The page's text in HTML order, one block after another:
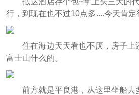
行，到现在也不过10点多....今天肯定
住在海边天天看也不厌，房子上
富士山什么的。
前方就是平良港，从这里坐船去